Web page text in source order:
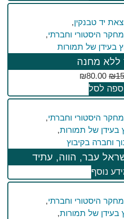
יד טבנקין,
היסטורי וחברתי,
בעידן של תמורות
ללא מחנה
₪
₪80.00
לסל
היסטורי וחברתי,
בעידן של תמורות,
וחברה בקיבוץ
עבר, הווה, עתיד
נוסף
היסטורי וחברתי,
בעידן של תמורות,